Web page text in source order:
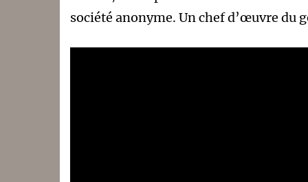
société anonyme. Un chef d’œuvre du